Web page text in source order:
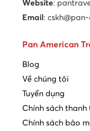
Website:
Email :
Pan American
Blog
Về chúng tôi
Tuyển dụng
Chính sách thanh
Chính sách bảo